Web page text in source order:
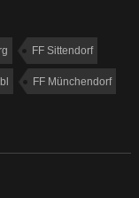
FF Sittendorf
FF Münchendorf